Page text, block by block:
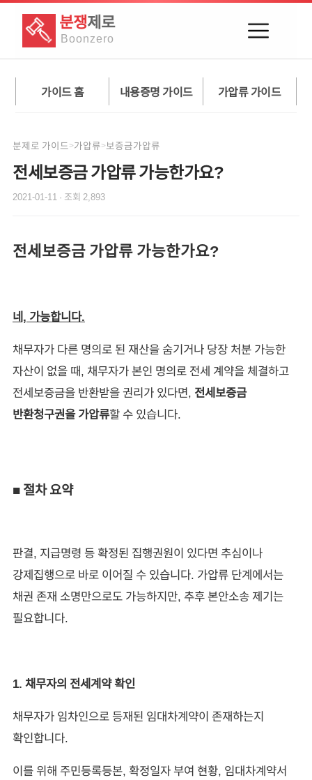
분쟁제로
Boonzero
가이드 홈 내용증명 가이드 가압류 가이드
분제로 가이드>가압류>보증금가압류
전세보증금 가압류 가능한가요?
2021-01-11 · 조회 2,893
전세보증금 가압류 가능한가요?
네, 가능합니다.
채무자가 다른 명의로 된 재산을 숨기거나 당장 처분 가능한
자산이 없을 때, 채무자가 본인 명의로 전세 계약을 체결하고
전세보증금을 반환받을 권리가 있다면, 전세보증금
반환청구권을 가압류할 수 있습니다.
■ 절차 요약
판결, 지급명령 등 확정된 집행권원이 있다면 추심이나
강제집행으로 바로 이어질 수 있습니다. 가압류 단계에서는
채권 존재 소명만으로도 가능하지만, 추후 본안소송 제기는
필요합니다.
1. 채무자의 전세계약 확인
채무자가 임차인으로 등재된 임대차계약이 존재하는지
확인합니다.
이를 위해 주민등록등본, 확정일자 부여 현황, 임대차계약서